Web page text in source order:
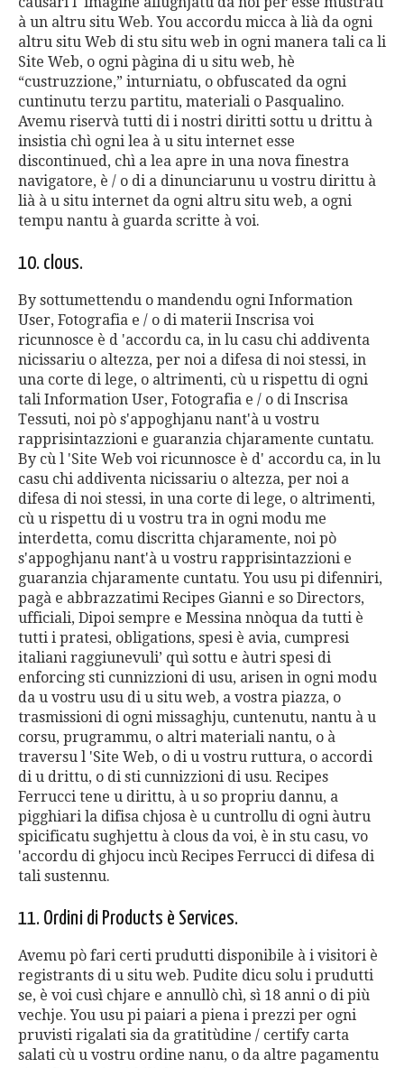
à un altru situ Web. You accordu micca à lià da ogni
altru situ Web di stu situ web in ogni manera tali ca li
Site Web, o ogni pàgina di u situ web, hè
“custruzzione,” inturniatu, o obfuscated da ogni
cuntinutu terzu partitu, materiali o Pasqualino.
Avemu riservà tutti di i nostri diritti sottu u drittu à
insistia chì ogni lea à u situ internet esse
discontinued, chì a lea apre in una nova finestra
navigatore, è / o di a dinunciarunu u vostru dirittu à
lià à u situ internet da ogni altru situ web, a ogni
tempu nantu à guarda scritte à voi.
10. clous.
By sottumettendu o mandendu ogni Information
User, Fotografia e / o di materii Inscrisa voi
ricunnosce è d 'accordu ca, in lu casu chi addiventa
nicissariu o altezza, per noi a difesa di noi stessi, in
una corte di lege, o altrimenti, cù u rispettu di ogni
tali Information User, Fotografia e / o di Inscrisa
Tessuti, noi pò s'appoghjanu nant'à u vostru
rapprisintazzioni e guaranzia chjaramente cuntatu.
By cù l 'Site Web voi ricunnosce è d' accordu ca, in lu
casu chi addiventa nicissariu o altezza, per noi a
difesa di noi stessi, in una corte di lege, o altrimenti,
cù u rispettu di u vostru tra in ogni modu me
interdetta, comu discritta chjaramente, noi pò
s'appoghjanu nant'à u vostru rapprisintazzioni e
guaranzia chjaramente cuntatu. You usu pi difenniri,
pagà e abbrazzatimi Recipes Gianni e so Directors,
ufficiali, Dipoi sempre e Messina nnòqua da tutti è
tutti i pratesi, obligations, spesi è avia, cumpresi
italiani raggiunevuli’ quì sottu e àutri spesi di
enforcing sti cunnizzioni di usu, arisen in ogni modu
da u vostru usu di u situ web, a vostra piazza, o
trasmissioni di ogni missaghju, cuntenutu, nantu à u
corsu, prugrammu, o altri materiali nantu, o à
traversu l 'Site Web, o di u vostru ruttura, o accordi
di u drittu, o di sti cunnizzioni di usu. Recipes
Ferrucci tene u dirittu, à u so propriu dannu, a
pigghiari la difisa chjosa è u cuntrollu di ogni àutru
spicificatu sughjettu à clous da voi, è in stu casu, vo
'accordu di ghjocu incù Recipes Ferrucci di difesa di
tali sustennu.
11. Ordini di Products è Services.
Avemu pò fari certi prudutti disponibile à i visitori è
registrants di u situ web. Pudite dicu solu i prudutti
se, è voi cusì chjare e annullò chì, sì 18 anni o di più
vechje. You usu pi paiari a piena i prezzi per ogni
pruvisti rigalati sia da gratitùdine / certify carta
salati cù u vostru ordine nanu, o da altre pagamentu